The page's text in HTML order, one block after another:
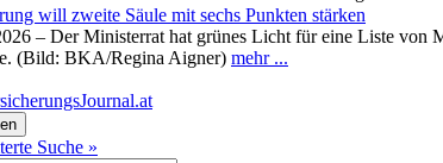
will zweite Säule mit sechs Punkten stärken
– Der Ministerrat hat grünes Licht für eine Liste von
(Bild: BKA/Regina Aigner) mehr ...
Suche »